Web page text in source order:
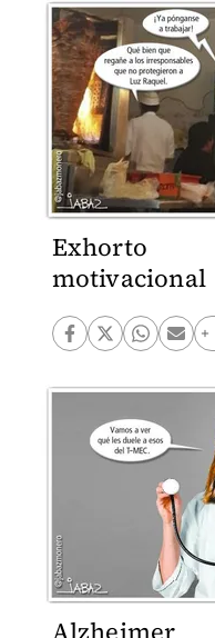
Exhorto
motivacional
Alzheimer